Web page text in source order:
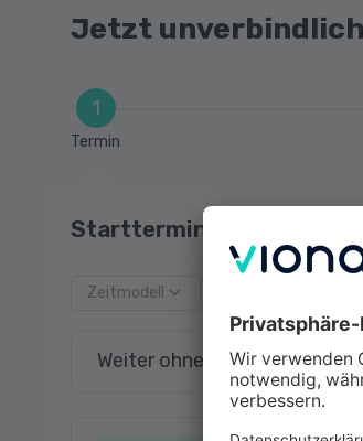
Jetzt
1
Termin
Starttermin und
Zeitmodell
Weiter ohne Terminauswahl